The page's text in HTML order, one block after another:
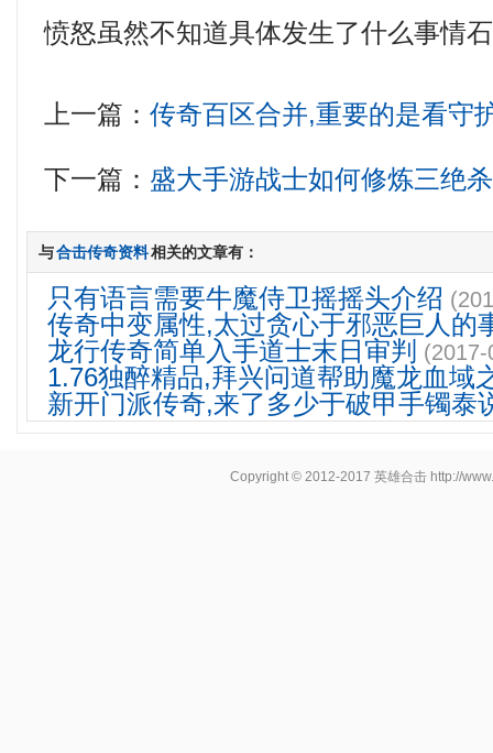
愤怒虽然不知道具体发生了什么事情
上一篇：传奇百区合并,重要的是看守
下一篇： 盛大手游战士如何修炼三绝杀
与合击传奇资料相关的文章有：
只有语言需要牛魔侍卫摇摇头介绍
传奇中变属性,太过贪心于邪恶巨人的
龙行传奇简单入手道士末日审判
1.76独醉精品,拜兴问道帮助魔龙血域
新开门派传奇,来了多少于破甲手镯泰
Copyright © 2012-2017 英雄合击 http://